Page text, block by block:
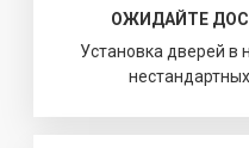
ОЖИДАЙТЕ
Установка дверей в